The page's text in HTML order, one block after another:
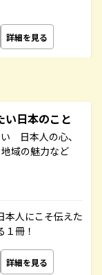
詳細を見る
日本のこと
日本人の心、
域の魅力など
本人にこそ伝えた
冊！
詳細を見る